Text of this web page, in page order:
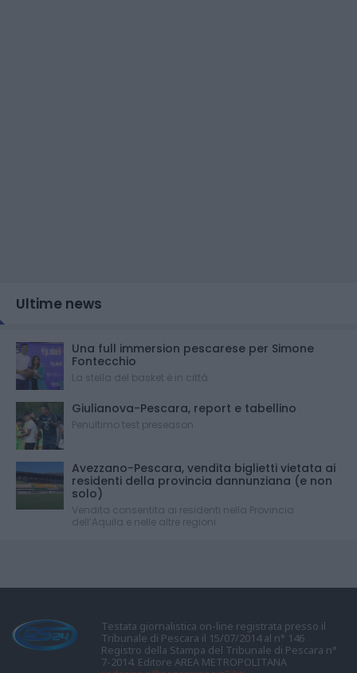
Ultime news
Una full immersion pescarese per Simone
Fontecchio
La stella del basket è in città
Giulianova-Pescara, report e tabellino
Penultimo test preseason
Avezzano-Pescara, vendita biglietti vietata ai
residenti della provincia dannunziana (e non
solo)
Vendita consentita ai residenti nella Provincia
dell’Aquila e nelle altre regioni.
Testata giornalistica on-line registrata presso il
Tribunale di Pescara il 15/07/2014 al n° 146
Registro della Stampa del Tribunale di Pescara n°
7-2014. Editore AREA METROPOLITANA